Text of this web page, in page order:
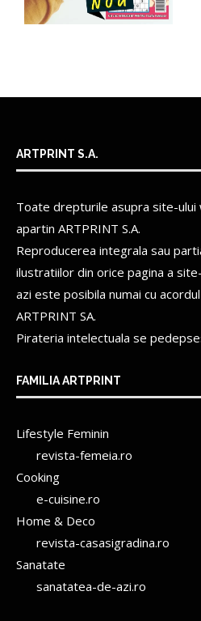
ARTPRINT S.A.
Toate drepturile asupra site-
apartin ARTPRINT S.A.
Reproducerea integrala sau
ilustratiilor din orice pagina a
azi este posibila numai cu
ARTPRINT SA.
Pirateria intelectuala se
FAMILIA ARTPRINT
Lifestyle Feminin
revista-femeia.ro
Cooking
e-cuisine.ro
Home & Deco
revista-casasigradina.ro
Sanatate
sanatatea-de-azi.ro